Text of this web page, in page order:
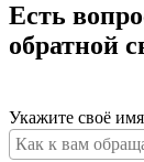
Есть
обратной
Укажите своё имя